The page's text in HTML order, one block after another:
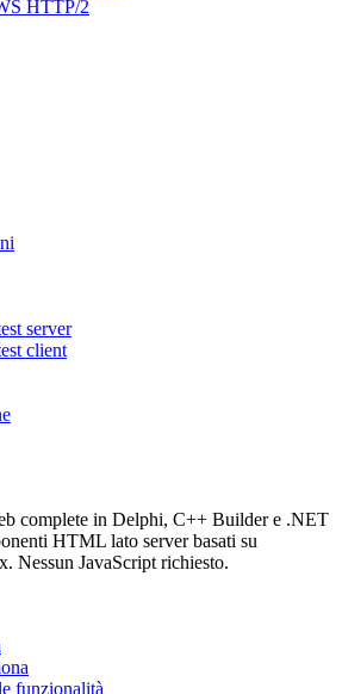
HTTP/2
server
client
complete in Delphi, C++ Builder e .NET
HTML lato server basati su
Nessun JavaScript richiesto.
funzionalità